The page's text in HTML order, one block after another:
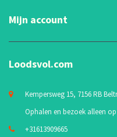
Mijn account
Loodsvol.com
Kempersweg 15, 7156 RB
Ophalen en bezoek alleen
+31613909665